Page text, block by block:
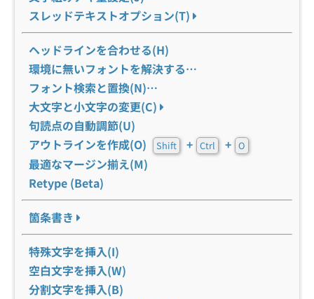
スレッドテキストオプション(T)
ヘッドラインを合わせる(H)
環境に無いフォントを解決する…
フォント検索と置換(N)…
大文字と小文字の変更(C)
句読点の自動調節(U)
アウトラインを作成(O)
Shift + Ctrl + O
最適なマージン揃え(M)
Retype (Beta)
箇条書き
特殊文字を挿入(I)
空白文字を挿入(W)
分割文字を挿入(B)